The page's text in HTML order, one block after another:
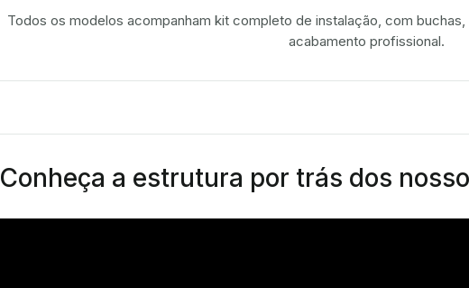
Todos os modelos acompanham kit completo de instalação, com
acabamento profissional.
Conheça a estrutura por trás dos